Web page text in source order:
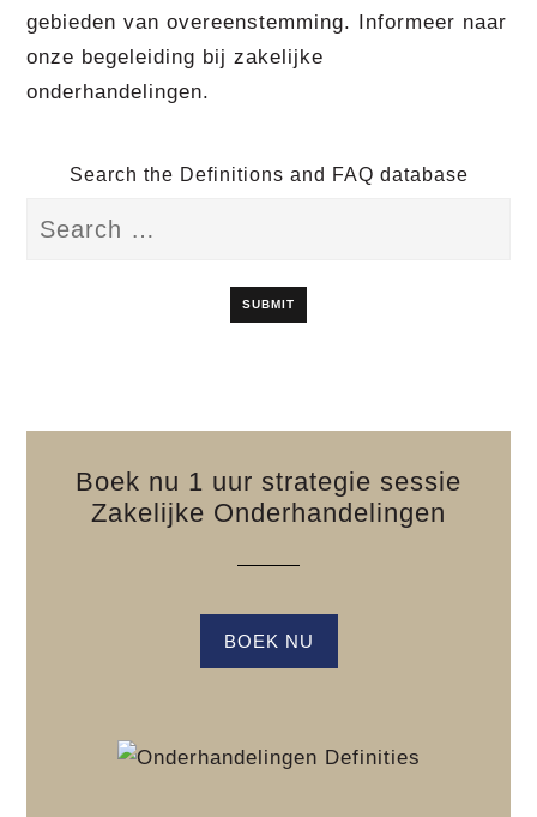
gebieden van overeenstemming. Informeer naar
onze begeleiding bij zakelijke
onderhandelingen.
Search the Definitions and FAQ database
Boek nu 1 uur strategie sessie
Zakelijke Onderhandelingen
BOEK NU